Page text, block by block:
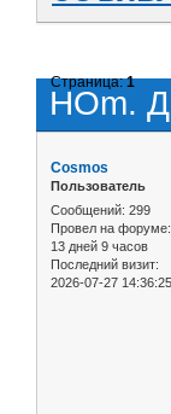
HOm.
Страница:1
Cosmos
Пользователь
Сообщений: 299
Провел на форуме:
13 дней 9 часов
Последний визит:
2026-07-27 14:36:25